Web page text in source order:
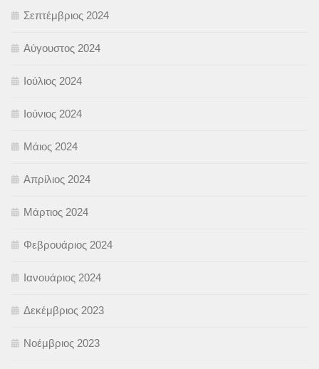
Σεπτέμβριος 2024
Αύγουστος 2024
Ιούλιος 2024
Ιούνιος 2024
Μάιος 2024
Απρίλιος 2024
Μάρτιος 2024
Φεβρουάριος 2024
Ιανουάριος 2024
Δεκέμβριος 2023
Νοέμβριος 2023